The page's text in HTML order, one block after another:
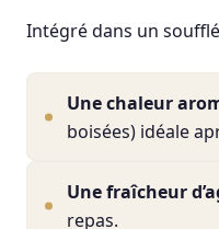
Intégré dans un
Une chaleur
boisées) idéale
Une fraîcheur
repas.